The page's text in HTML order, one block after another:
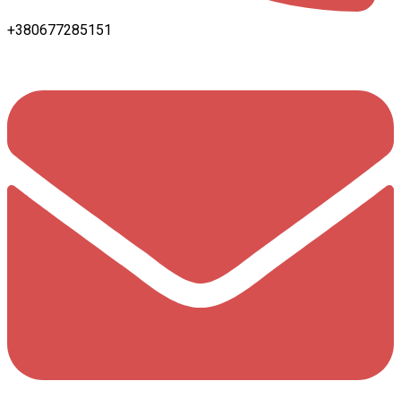
+380677285151